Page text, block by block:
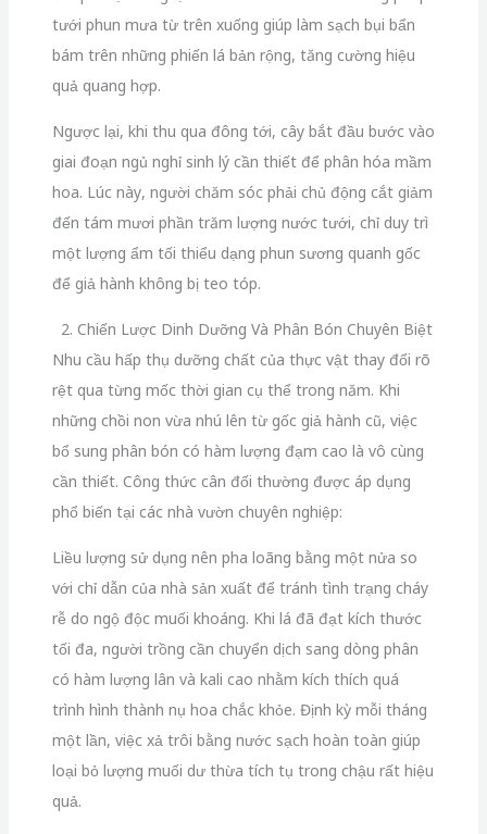
tưới phun mưa từ trên xuống giúp làm sạch bụi bẩn
bám trên những phiến lá bản rộng, tăng cường hiệu
quả quang hợp.
Ngược lại, khi thu qua đông tới, cây bắt đầu bước vào
giai đoạn ngủ nghỉ sinh lý cần thiết để phân hóa mầm
hoa. Lúc này, người chăm sóc phải chủ động cắt giảm
đến tám mươi phần trăm lượng nước tưới, chỉ duy trì
một lượng ẩm tối thiểu dạng phun sương quanh gốc
để giả hành không bị teo tóp.
2. Chiến Lược Dinh Dưỡng Và Phân Bón Chuyên Biệt
Nhu cầu hấp thụ dưỡng chất của thực vật thay đổi rõ
rệt qua từng mốc thời gian cụ thể trong năm. Khi
những chồi non vừa nhú lên từ gốc giả hành cũ, việc
bổ sung phân bón có hàm lượng đạm cao là vô cùng
cần thiết. Công thức cân đối thường được áp dụng
phổ biến tại các nhà vườn chuyên nghiệp:
Liều lượng sử dụng nên pha loãng bằng một nửa so
với chỉ dẫn của nhà sản xuất để tránh tình trạng cháy
rễ do ngộ độc muối khoáng. Khi lá đã đạt kích thước
tối đa, người trồng cần chuyển dịch sang dòng phân
có hàm lượng lân và kali cao nhằm kích thích quá
trình hình thành nụ hoa chắc khỏe. Định kỳ mỗi tháng
một lần, việc xả trôi bằng nước sạch hoàn toàn giúp
loại bỏ lượng muối dư thừa tích tụ trong chậu rất hiệu
quả.